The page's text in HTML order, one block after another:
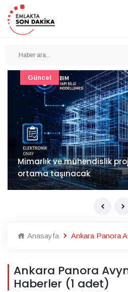
LG Sound Suite Türkiye'de
Akıllı Ev Sistemleri
Anasayfa Ankara Panora
Ankara Panora
Haberler (1 adet)